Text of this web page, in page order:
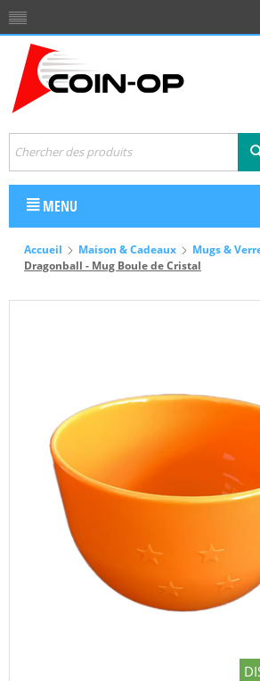
MENU
Accueil Maison & Cadeaux Mugs &
Dragonball - Mug Boule de Cristal